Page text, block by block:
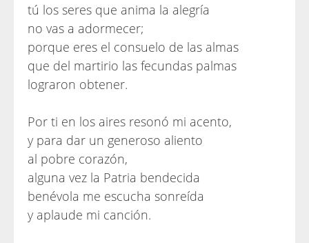
tú los seres que anima la alegría
no vas a adormecer;
porque eres el consuelo de las almas
que del martirio las fecundas palmas
lograron obtener.
Por ti en los aires resonó mi acento,
y para dar un generoso aliento
al pobre corazón,
alguna vez la Patria bendecida
benévola me escucha sonreída
y aplaude mi canción.